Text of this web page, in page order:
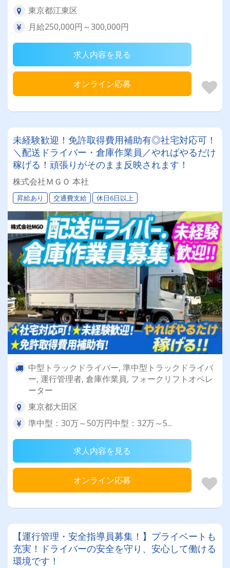
東京都江東区
月給250,000円～300,000円
求人内容を見る
オンライン応募
未経験歓迎！免許取得費用補助有◎社宅対応可！
＼配送ドライバー・倉庫作業員／やればやるだけ
稼げる！頑張りがそのまま反映されます！
株式会社ＭＧＯ 本社
昇給あり 交通費支給 休日6日以上
中型トラックドライバー, 準中型トラックドライバ
ー, 運行管理者, 倉庫作業員, フォークリフトオペレ
ーター
東京都大田区
準中型：30万～50万円中型：32万～5...
求人内容を見る
オンライン応募
【運行管理・安全指導員募集！】プライベートも
充実！ドライバーの安全を守り、安心して働ける
環境です！